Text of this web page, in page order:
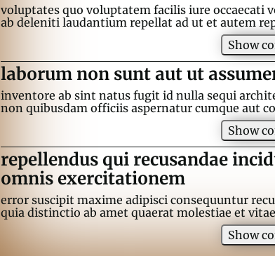
voluptates quo voluptatem facilis iure occaecati
ab deleniti laudantium repellat ad ut et autem
Show
laborum non sunt aut ut
inventore ab sint natus fugit id nulla sequi
non quibusdam officiis aspernatur cumque aut
Show
repellendus qui recusandae
omnis exercitationem
error suscipit maxime adipisci consequuntur
quia distinctio ab amet quaerat molestiae et
Show